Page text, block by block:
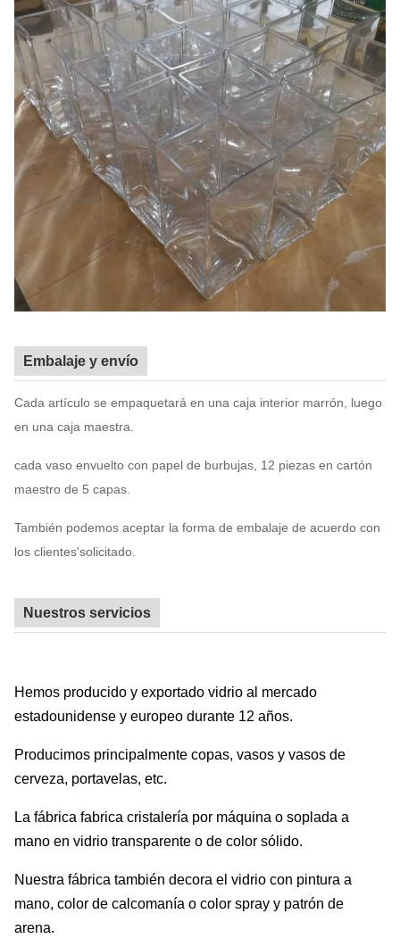
Embalaje y envío
Cada artículo se empaquetará en una caja interior marrón, luego
en una caja maestra.
cada vaso envuelto con papel de burbujas, 12 piezas en cartón
maestro de 5 capas.
También podemos aceptar la forma de embalaje de acuerdo con
los clientes'solicitado.
Nuestros servicios
Hemos producido y exportado vidrio al mercado
estadounidense y europeo durante 12 años.
Producimos principalmente copas, vasos y vasos de
cerveza, portavelas, etc.
La fábrica fabrica cristalería por máquina o soplada a
mano en vidrio transparente o de color sólido.
Nuestra fábrica también decora el vidrio con pintura a
mano, color de calcomanía o color spray y patrón de
arena.